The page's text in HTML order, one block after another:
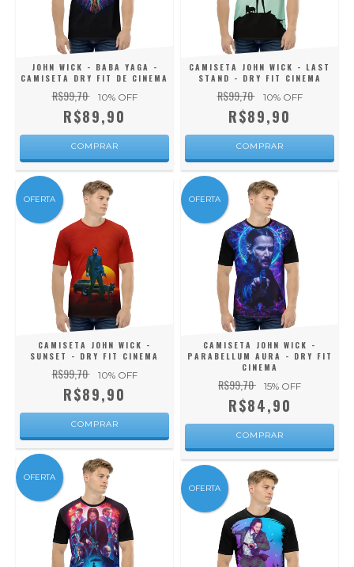
JOHN WICK - BABA YAGA -
CAMISETA DRY FIT DE CINEMA
R$99,70 10% OFF
R$89,90
COMPRAR
CAMISETA JOHN WICK - LAST
STAND - DRY FIT CINEMA
R$99,70 10% OFF
R$89,90
COMPRAR
OFERTA
CAMISETA JOHN WICK -
SUNSET - DRY FIT CINEMA
R$99,70 10% OFF
R$89,90
COMPRAR
OFERTA
CAMISETA JOHN WICK -
PARABELLUM AURA - DRY FIT
CINEMA
R$99,70 15% OFF
R$84,90
COMPRAR
OFERTA
OFERTA